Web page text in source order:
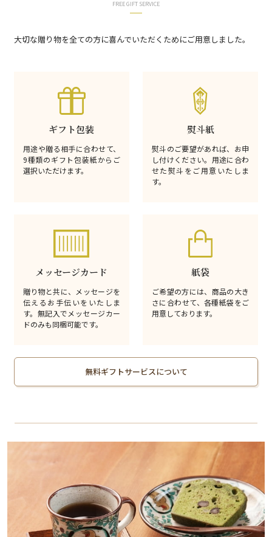
FREE GIFT SERVICE
大切な贈り物を全ての方に喜んでいただくためにご用意しました。
ギフト包装
用途や贈る相手に合わせて、
9種類のギフト包装紙からご
選択いただけます。
熨斗紙
熨斗のご要望があれば、お申
し付けください。用途に合わ
せた熨斗をご用意いたしま
す。
メッセージカード
贈り物と共に、メッセージを
伝えるお手伝いをいたしま
す。無記入でメッセージカー
ドのみも同梱可能です。
紙袋
ご希望の方には、商品の大き
さに合わせて、各種紙袋をご
用意しております。
無料ギフトサービスについて